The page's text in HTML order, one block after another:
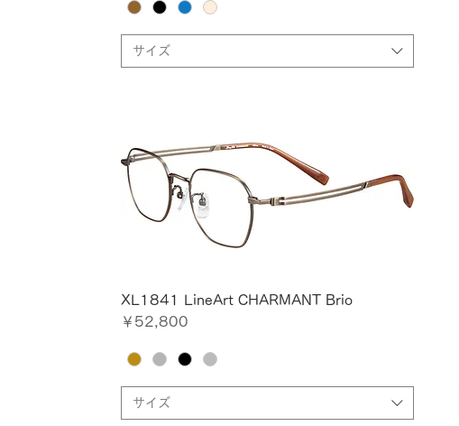
サイズ
XL1841 LineArt CHARMANT Brio
価格
￥52,800
サイズ